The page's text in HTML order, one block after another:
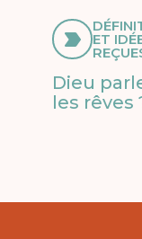
ET
Dieu
les rêves